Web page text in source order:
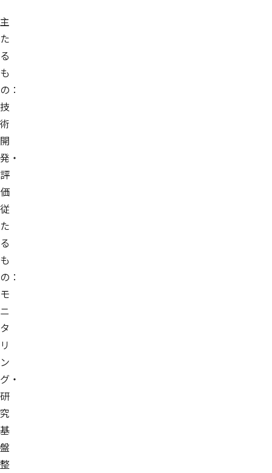
主
た
る
も
の：
技
術
開
発・
評
価
従
た
る
も
の：
モ
ニ
タ
リ
ン
グ・
研
究
基
盤
整